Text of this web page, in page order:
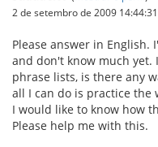
2 de setembro de 2009 14:44:31
Please answer in English.
and don't know much
phrase lists, is there any
all I can do is practice
I would like to know how
Please help me with this.